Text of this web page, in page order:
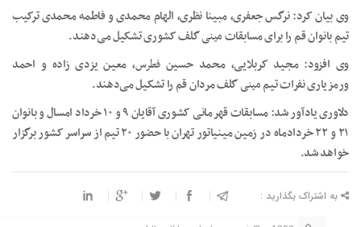
وی بیان کرد: نرگس جعفری، مبینا نظری، الهام محمدی و فاطمه محمدی ترکیب
تیم بانوان قم را برای مسابقاتمینیگلف کشوری تشکیل می‌دهند.
وی افزود: مجید کربلایی، محمد حسینفطرس، معین یزدی زاده و احمد
ورمزیاری نفرات تیممینیگلف مردان قم را تشکیل می‌دهند.
دلاوری یادآور شد: مسابقات قهرمانی کشوری آقایان ۹ و ۱۰ خرداد امسال و بانوان
۲۱ و ۲۲ خردادماه در زمین مینیاتور تهران با حضور ۲۰ تیم از سراسر کشور برگزار
خواهد شد.
به اشتراک بگذارید :